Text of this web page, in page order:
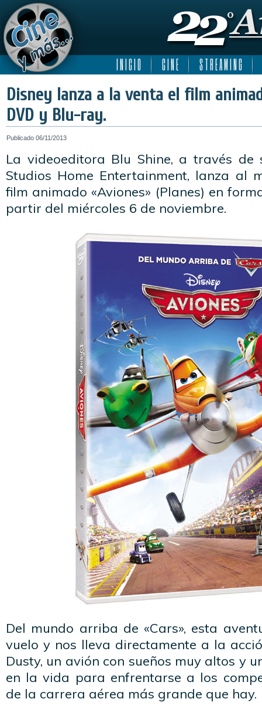
I N I C I O C I N E S T R E A M I N G
Disney lanza a la venta el film
DVD y Blu-ray.
Publicado 06/11/2013
La videoeditora Blu Shine, a través de
Studios Home Entertainment, lanza al
film animado «Aviones» (Planes) en
partir del miércoles 6 de noviembre.
Del mundo arriba de «Cars», esta
vuelo y nos lleva directamente a la
Dusty, un avión con sueños muy altos y
en la vida para enfrentarse a los
de la carrera aérea más grande que hay.